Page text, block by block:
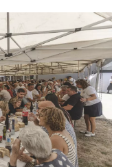
coches en la